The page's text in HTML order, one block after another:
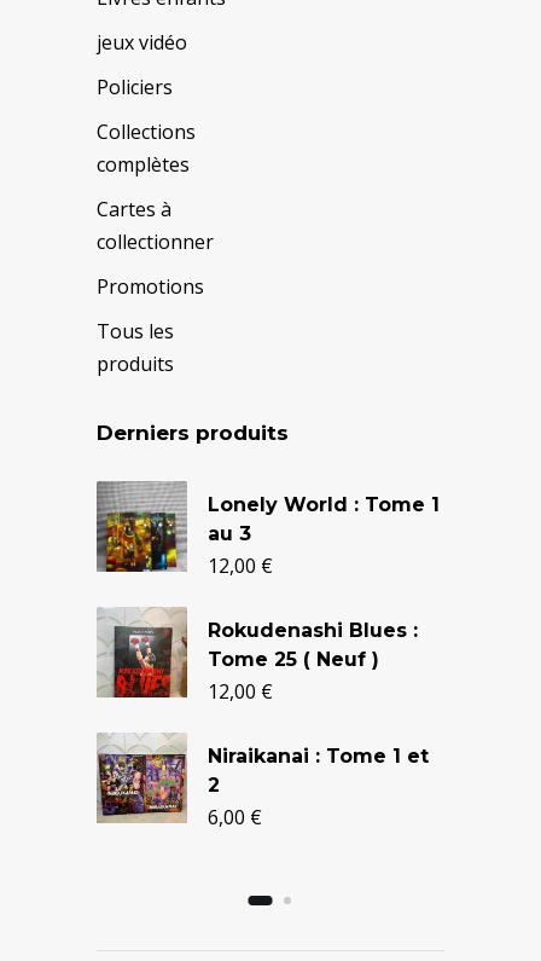
jeux vidéo
Policiers
Collections
complètes
Cartes à
collectionner
Promotions
Tous les
produits
Derniers produits
Lonely World : Tome 1
au 3
12,00 €
Rokudenashi Blues :
Tome 25 ( Neuf )
12,00 €
Niraikanai : Tome 1 et
2
6,00 €